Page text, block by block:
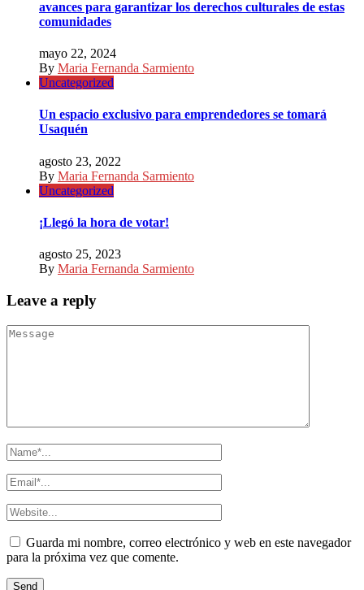
avances para garantizar los derechos culturales de estas
comunidades
mayo 22, 2024
By Maria Fernanda Sarmiento
Uncategorized
Un espacio exclusivo para emprendedores se tomará
Usaquén
agosto 23, 2022
By Maria Fernanda Sarmiento
Uncategorized
¡Llegó la hora de votar!
agosto 25, 2023
By Maria Fernanda Sarmiento
Leave a reply
Guarda mi nombre, correo electrónico y web en este navegador
para la próxima vez que comente.